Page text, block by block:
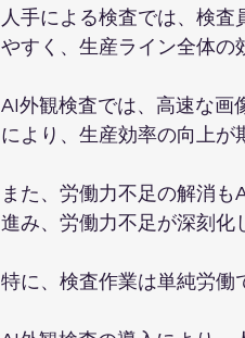
人手による検査では、検
やすく、生産ライン全体の
AI外観検査では、高速な画
により、生産効率の向上が
また、労働力不足の解消
進み、労働力不足が深刻化
特に、検査作業は単純労働